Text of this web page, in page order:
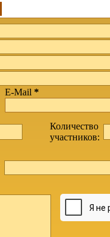
E-Mail *
Количество
участников: